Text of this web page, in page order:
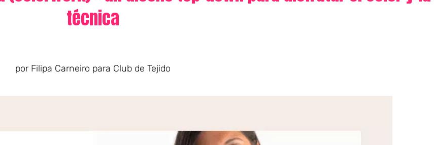
técnica
por Filipa Carneiro para Club de Tejido